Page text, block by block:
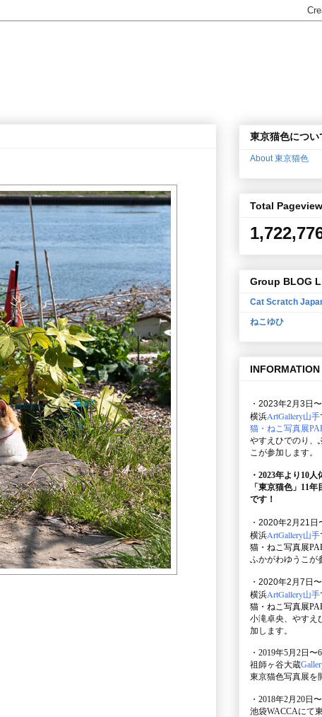
東京猫色につい
About 東京猫色
Total
Group BLOG
Cat Scratch
ねこゆひ
INFORMATION
・2023年2月3日
横浜ArtGallery山手
猫・ねこ写真展
やすえひでのり、
こが参加します。
・2023年より10
「東京猫色」 11年
です！
・2020年2月21日
横浜ArtGallery山手
猫・ねこ写真展
ふかがわゆうこが
・2020年2月7日
横浜ArtGallery山手
猫・ねこ写真展
小滝卓央、やすえ
加します。
・2019年5月2日〜
祖師ヶ谷大蔵
東京猫色写真展を
・2018年2月20日
池袋WACCAにて